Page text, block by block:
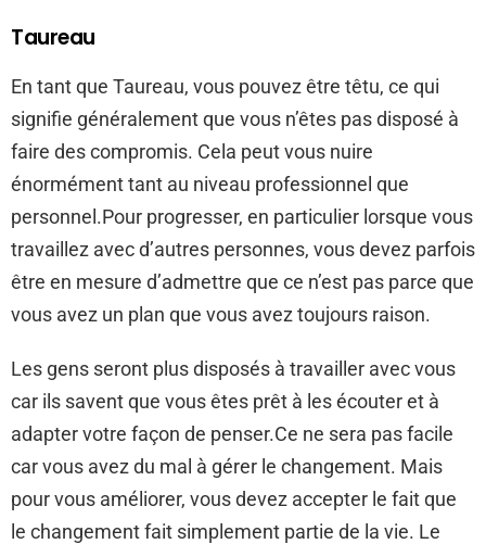
Taureau
En tant que Taureau, vous pouvez être têtu, ce qui
signifie généralement que vous n’êtes pas disposé à
faire des compromis. Cela peut vous nuire
énormément tant au niveau professionnel que
personnel.Pour progresser, en particulier lorsque vous
travaillez avec d’autres personnes, vous devez parfois
être en mesure d’admettre que ce n’est pas parce que
vous avez un plan que vous avez toujours raison.
Les gens seront plus disposés à travailler avec vous
car ils savent que vous êtes prêt à les écouter et à
adapter votre façon de penser.Ce ne sera pas facile
car vous avez du mal à gérer le changement. Mais
pour vous améliorer, vous devez accepter le fait que
le changement fait simplement partie de la vie. Le